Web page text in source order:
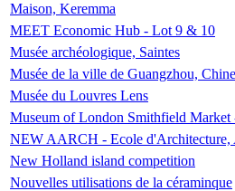
Maison, Keremma
MEET Economic Hub - Lot 9 & 10
Musée archéologique, Saintes
Musée de la ville de Guangzhou, Chine
Musée du Louvres Lens
Museum of London Smithfield
NEW AARCH - Ecole d'Architecture,
New Holland island competition
Nouvelles utilisations de la céraminque